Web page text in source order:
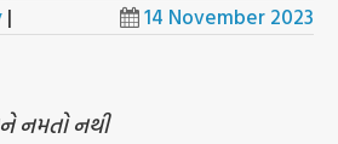
| 14 November 2023
નમતો નથી